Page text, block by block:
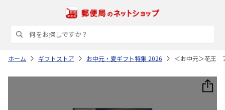
ホーム ギフトストア お中元・夏ギフト特集 2026 ＜お中元＞花王